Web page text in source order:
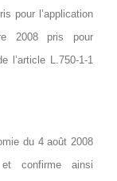
pour l’application
2008 pris pour
l’article L.750-1-1
du 4 août 2008
confirme ainsi